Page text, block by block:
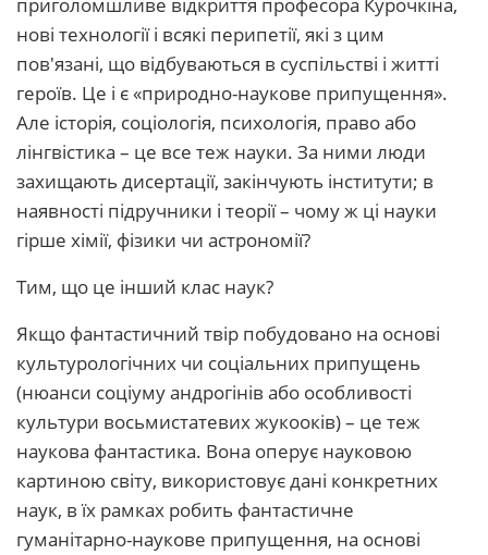
нові технології і всякі перипетії, які з цим
пов'язані, що відбуваються в суспільстві і житті
героїв. Це і є «природно-наукове припущення».
Але історія, соціологія, психологія, право або
лінгвістика – це все теж науки. За ними люди
захищають дисертації, закінчують інститути; в
наявності підручники і теорії – чому ж ці науки
гірше хімії, фізики чи астрономії?
Тим, що це інший клас наук?
Якщо фантастичний твір побудовано на основі
культурологічних чи соціальних припущень
(нюанси соціуму андрогінів або особливості
культури восьмистатевих жукооків) – це теж
наукова фантастика. Вона оперує науковою
картиною світу, використовує дані конкретних
наук, в їх рамках робить фантастичне
гуманітарно-наукове припущення, на основі